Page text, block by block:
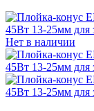
Нет в наличии